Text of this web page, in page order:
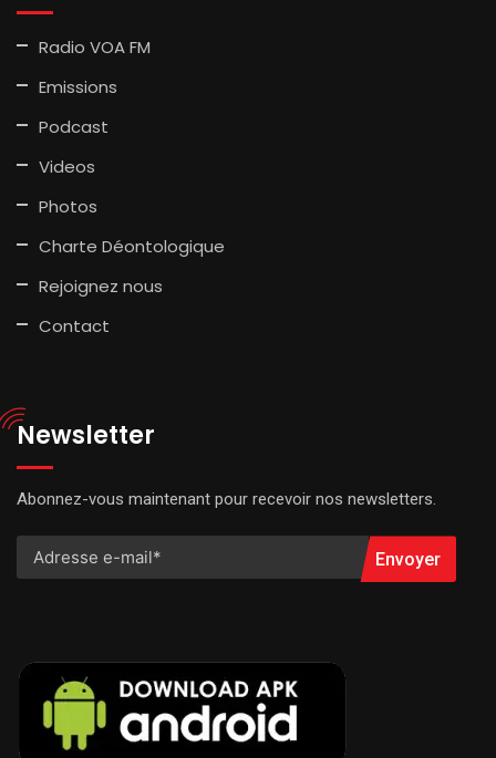
Radio VOA FM
Emissions
Podcast
Videos
Photos
Charte Déontologique
Rejoignez nous
Contact
Newsletter
Abonnez-vous maintenant pour recevoir nos newsletters.
Envoyer